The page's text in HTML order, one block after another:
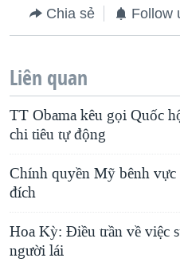
Chia sẻ Follow
Liên quan
TT Obama kêu gọi Quốc
chi tiêu tự động
Chính quyền Mỹ bênh
đích
Hoa Kỳ: Điều trần về việc
người lái